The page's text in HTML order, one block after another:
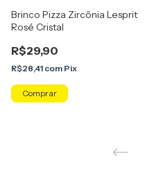
Brinco Pizza Zircônia Lesprit
Rosé Cristal
R$29,90
R$28,41 com Pix